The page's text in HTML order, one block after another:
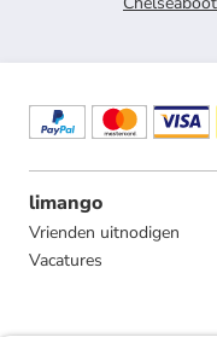
limango
Vrienden uitnodigen
Vacatures